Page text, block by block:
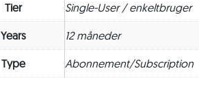
Tier Single-User / enkeltbruger
Years 12 måneder
Type Abonnement/Subscription